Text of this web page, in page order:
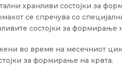
хранливи состојки за
се спречува со
состојки за
во време на месечниот
за формирање на крвта.